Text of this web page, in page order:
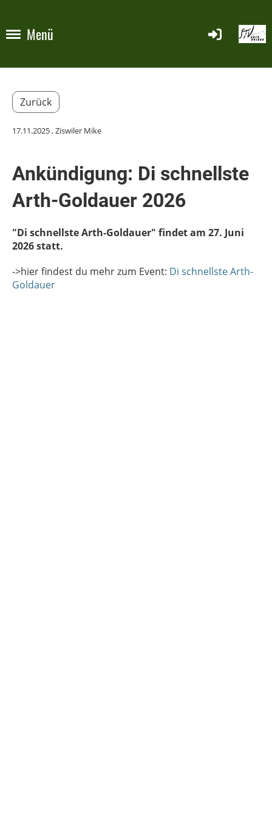
Menü
Zurück
17.11.2025, Ziswiler Mike
Ankündigung: Di schnellste
Arth-Goldauer 2026
"Di schnellste Arth-Goldauer" findet am 27. Juni
2026 statt.
->hier findest du mehr zum Event: Di schnellste Arth-
Goldauer